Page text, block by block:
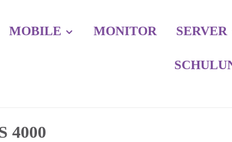
MOBILE MONITOR SERVER
4000